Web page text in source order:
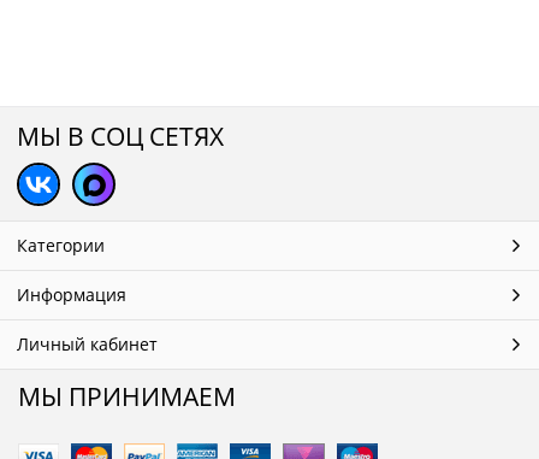
МЫ В СОЦ СЕТЯХ
Категории
Информация
Личный кабинет
МЫ ПРИНИМАЕМ